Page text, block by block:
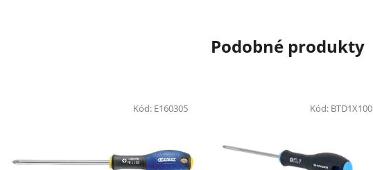
Podobné produkty
Kód: E160305 Kód: BTD1X100